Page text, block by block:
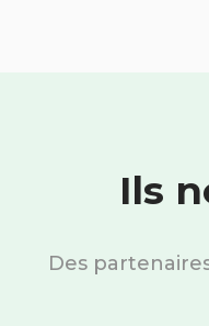
Ils
Des